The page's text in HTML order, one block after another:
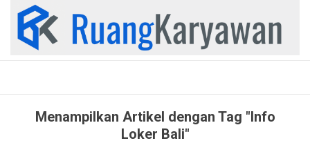
content
Menampilkan Artikel dengan Tag "Info
Loker Bali"